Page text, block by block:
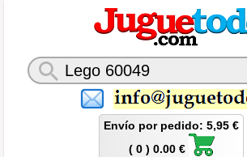
Envío por pedido: 5,95 €
( 0 ) 0.00 €